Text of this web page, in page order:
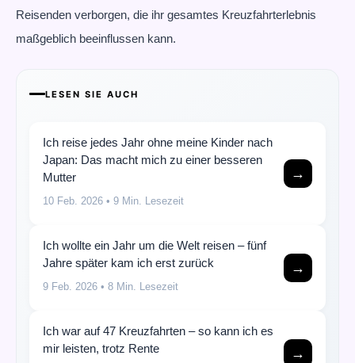
Reisenden verborgen, die ihr gesamtes Kreuzfahrterlebnis
maßgeblich beeinflussen kann.
LESEN SIE AUCH
Ich reise jedes Jahr ohne meine Kinder nach
Japan: Das macht mich zu einer besseren
Mutter
10 Feb. 2026 • 9 Min. Lesezeit
→
Ich wollte ein Jahr um die Welt reisen – fünf
Jahre später kam ich erst zurück
9 Feb. 2026 • 8 Min. Lesezeit
→
Ich war auf 47 Kreuzfahrten – so kann ich es
mir leisten, trotz Rente
→